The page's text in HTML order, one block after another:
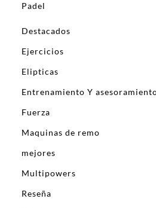
Padel
Destacados
Ejercicios
Elipticas
Entrenamiento Y
Fuerza
Maquinas de remo
mejores
Multipowers
Reseña